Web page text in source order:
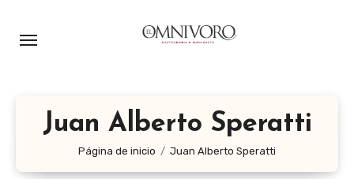
Juan Alberto Speratti
Página de inicio Juan Alberto Speratti